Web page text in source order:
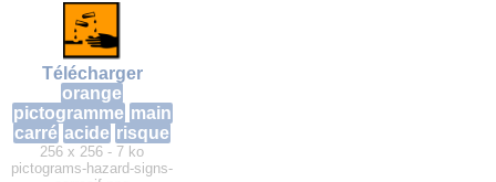
Télécharger
orange
pictogramme main
carré acide risque
256 x 256 - 7 ko
pictograms-hazard-signs-